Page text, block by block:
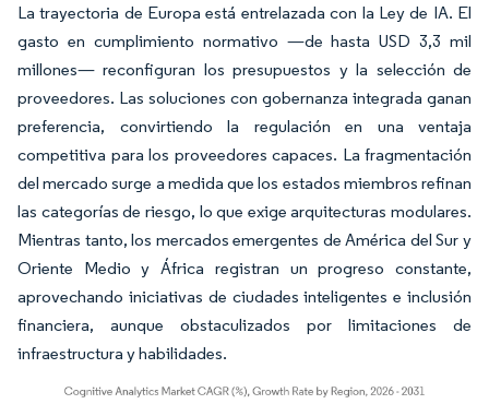
La trayectoria de Europa está entrelazada con la Ley de IA. El
gasto en cumplimiento normativo —de hasta USD 3,3 mil
millones— reconfiguran los presupuestos y la selección de
proveedores. Las soluciones con gobernanza integrada ganan
preferencia, convirtiendo la regulación en una ventaja
competitiva para los proveedores capaces. La fragmentación
del mercado surge a medida que los estados miembros refinan
las categorías de riesgo, lo que exige arquitecturas modulares.
Mientras tanto, los mercados emergentes de América del Sur y
Oriente Medio y África registran un progreso constante,
aprovechando iniciativas de ciudades inteligentes e inclusión
financiera, aunque obstaculizados por limitaciones de
infraestructura y habilidades.